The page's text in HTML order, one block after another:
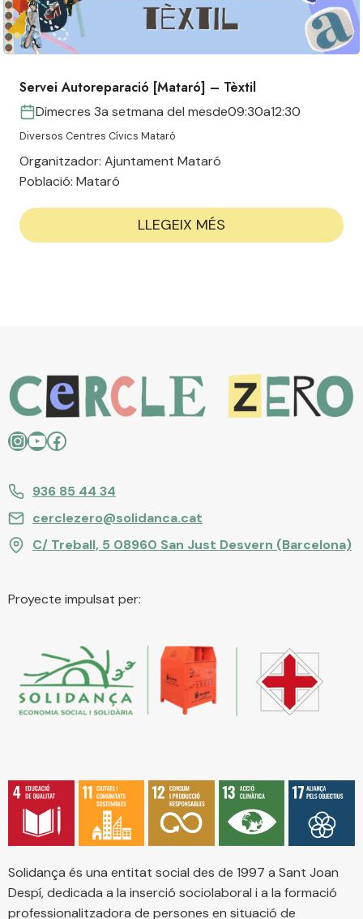
Servei Autoreparació [Mataró] – Tèxtil
Dimecres 3a setmana del mesde09:30a12:30
Diversos Centres Cívics Mataró
Organitzador: Ajuntament Mataró
Població: Mataró
LLEGEIX MÉS
Instagram
YouTube
Facebook
936 85 44 34
cerclezero@solidanca.cat
C/ Treball, 5 08960 San Just Desvern (Barcelona)
Proyecte impulsat per:
Solidança és una entitat social des de 1997 a Sant Joan
Despí, dedicada a la inserció sociolaboral i a la formació
professionalitzadora de persones en situació de